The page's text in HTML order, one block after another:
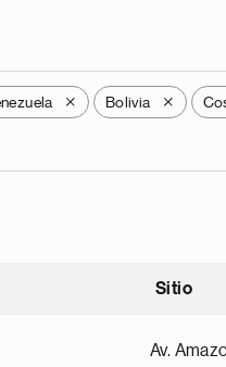
X Bolivia X
Sitio
Av.